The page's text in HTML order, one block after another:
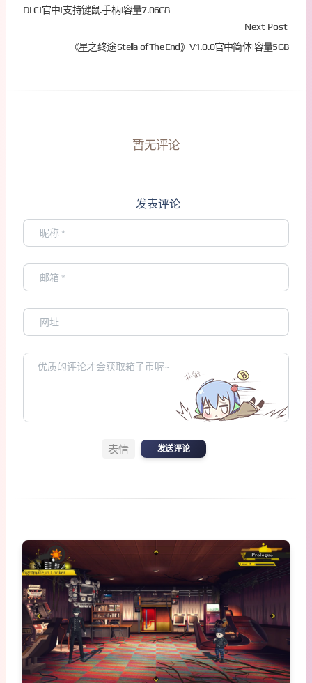
DLC|官中|支持键鼠.手柄|容量7.06GB
Next Post
《星之终途 Stella of The End》V1.0.0官中简体|容量5GB
暂无评论
发表评论
表情 发送评论